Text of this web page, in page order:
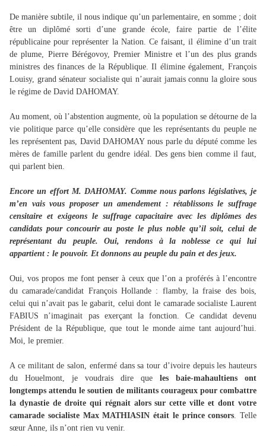
De manière subtile, il nous indique qu’un parlementaire, en somme ; doit
être un diplômé sorti d’une grande école, faire partie de l’élite
républicaine pour représenter la Nation. Ce faisant, il élimine d’un trait
de plume, Pierre Bérégovoy, Premier Ministre et l’un des plus grands
ministres des finances de la République. Il élimine également, François
Louisy, grand sénateur socialiste qui n’aurait jamais connu la gloire sous
le régime de David DAHOMAY.
Au moment, où l’abstention augmente, où la population se détourne de la
vie politique parce qu’elle considère que les représentants du peuple ne
les représentent pas, David DAHOMAY nous parle du député comme les
mères de famille parlent du gendre idéal. Des gens bien comme il faut,
qui parlent bien.
Encore un effort M. DAHOMAY. Comme nous parlons législatives, je
m’en vais vous proposer un amendement : rétablissons le suffrage
censitaire et exigeons le suffrage capacitaire avec les diplômes des
candidats pour concourir au poste le plus noble qu’il soit, celui de
représentant du peuple. Oui, rendons à la noblesse ce qui lui
appartient : le pouvoir. Et donnons au peuple du pain et des jeux.
Oui, vos propos me font penser à ceux que l’on a proférés à l’encontre
du camarade/candidat François Hollande : flamby, la fraise des bois,
celui qui n’avait pas le gabarit, celui dont le camarade socialiste Laurent
FABIUS n’imaginait pas exerçant la fonction. Ce candidat devenu
Président de la République, que tout le monde aime tant aujourd’hui.
Moi, le premier.
A ce militant de salon, enfermé dans sa tour d’ivoire depuis les hauteurs
du Houelmont, je voudrais dire que les baie-mahaultiens ont
longtemps attendu le soutien de militants courageux pour combattre
la dynastie de droite qui régnait alors sur cette ville et dont votre
camarade socialiste Max MATHIASIN était le prince consors. Telle
sœur Anne, ils n’ont rien vu venir.